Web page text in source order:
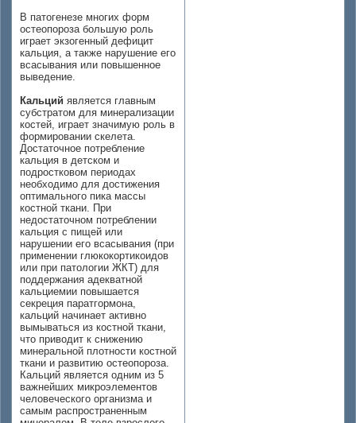
В патогенезе многих форм
остеопороза большую роль
играет экзогенный дефицит
кальция, а также нарушение его
всасывания или повышенное
выведение.
Кальций является главным
субстратом для минерализации
костей, играет значимую роль в
формировании скелета.
Достаточное потребление
кальция в детском и
подростковом периодах
необходимо для достижения
оптимального пика массы
костной ткани. При
недостаточном потреблении
кальция с пищей или
нарушении его всасывания (при
применении глюкокортикоидов
или при патологии ЖКТ) для
поддержания адекватной
кальциемии повышается
секреция паратгормона,
кальций начинает активно
вымываться из костной ткани,
что приводит к снижению
минеральной плотности костной
ткани и развитию остеопороза.
Кальций является одним из 5
важнейших микроэлементов
человеческого организма и
самым распространенным